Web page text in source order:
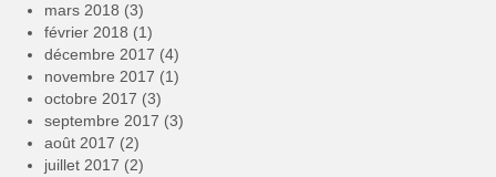
mars 2018 (3)
février 2018 (1)
décembre 2017 (4)
novembre 2017 (1)
octobre 2017 (3)
septembre 2017 (3)
août 2017 (2)
juillet 2017 (2)